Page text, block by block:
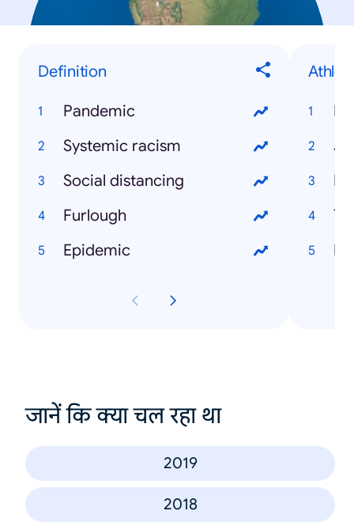
Definition
Pandemic
Systemic racism
Social distancing
Furlough
Epidemic
जानें कि क्या चल रहा था
2019
2018